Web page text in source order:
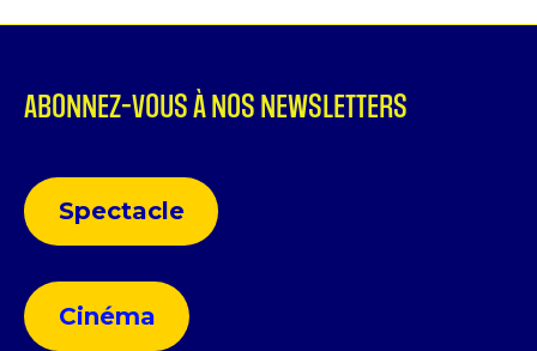
ABONNEZ-VOUS À NOS NEWSLETTERS
Spectacle
Cinéma